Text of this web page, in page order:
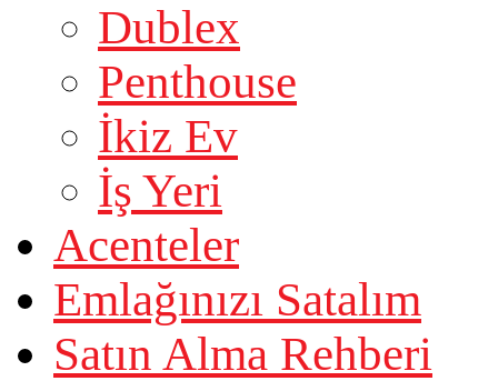
Dublex
Penthouse
İkiz Ev
İş Yeri
Acenteler
Emlağınızı Satalım
Satın Alma Rehberi